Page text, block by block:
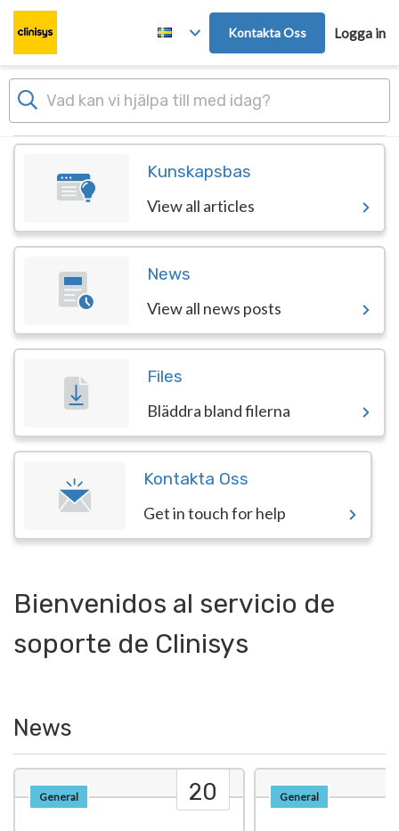
Skip to main content
Kontakta Oss Logga in
Kunskapsbas
View all articles
News
View all news posts
Files
Bläddra bland filerna
Kontakta Oss
Get in touch for help
Bienvenidos al servicio de
soporte de Clinisys
News
20
General General